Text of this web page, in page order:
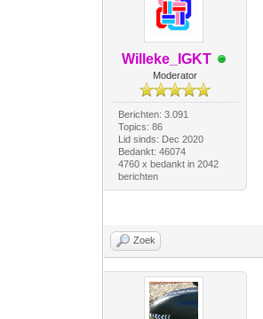
Willeke_IGKT
Moderator
Berichten: 3.091
Topics: 86
Lid sinds: Dec 2020
Bedankt: 46074
4760 x bedankt in 2042
berichten
Zoek